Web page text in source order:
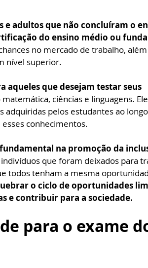
adultos que não concluíram o
do ensino médio ou
no mercado de trabalho,
nível superior.
aqueles que desejam testar seus
ciências e linguagens.
pelos estudantes ao
conhecimentos.
na promoção da
que foram deixados para
todos tenham a mesma
o ciclo de oportunidades
e contribuir para a sociedade.
para o exame